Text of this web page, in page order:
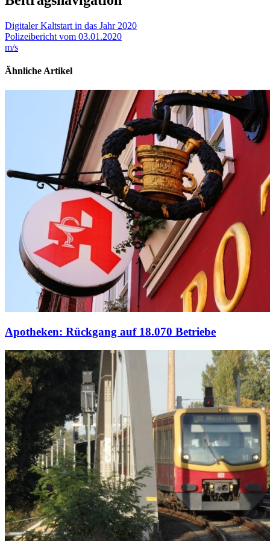
Digitaler Kaltstart in das Jahr 2020
Polizeibericht vom 03.01.2020
m/s
Ähnliche Artikel
Apotheken: Rückgang auf 18.070 Betriebe